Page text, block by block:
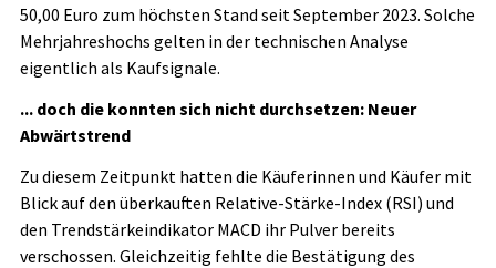
50,00 Euro zum höchsten Stand seit September 2023. Solche
Mehrjahreshochs gelten in der technischen Analyse
eigentlich als Kaufsignale.
... doch die konnten sich nicht durchsetzen: Neuer
Abwärtstrend
Zu diesem Zeitpunkt hatten die Käuferinnen und Käufer mit
Blick auf den überkauften Relative-Stärke-Index (RSI) und
den Trendstärkeindikator MACD ihr Pulver bereits
verschossen. Gleichzeitig fehlte die Bestätigung des